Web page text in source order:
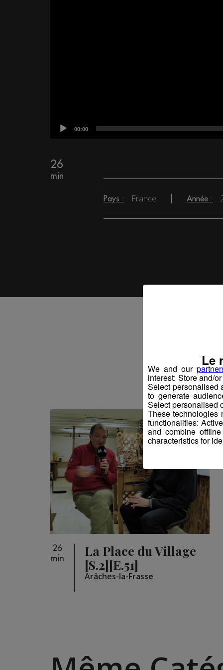
00:00
26
min
Pays : France Année :
26
min
La Place du Village
[S.2][E.51]
Arâches-la-Frasse
We and our
interest: Store and/
Select personalised
to generate
Select personalised
These technologies
functionalities:
and combine
characteristics for
Le